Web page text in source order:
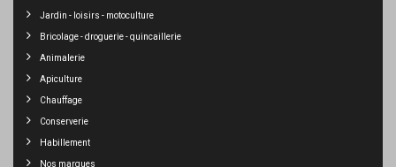
Jardin - loisirs - motoculture
Bricolage - droguerie - quincaillerie
Animalerie
Apiculture
Chauffage
Conserverie
Habillement
Nos marques